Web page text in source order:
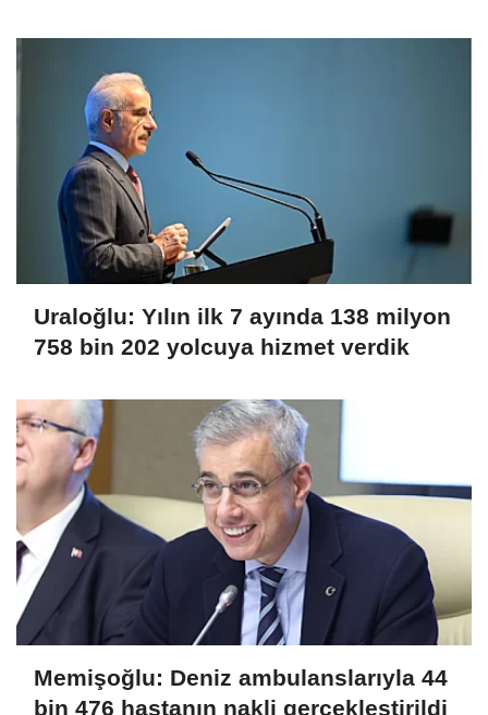
Uraloğlu: Yılın ilk 7 ayında 138 milyon
758 bin 202 yolcuya hizmet verdik
Memişoğlu: Deniz ambulanslarıyla 44
bin 476 hastanın nakli gerçekleştirildi